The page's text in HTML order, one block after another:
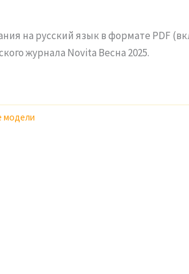
на русский язык в формате PDF
журнала Novita Весна 2025.
модели